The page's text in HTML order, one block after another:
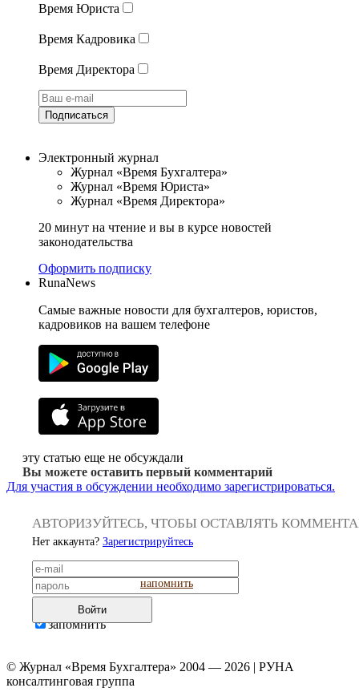
Время Юриста
Время Кадровика
Время Директора
Подписаться
Электронный журнал
Журнал «Время Бухгалтера»
Журнал «Время Юриста»
Журнал «Время Директора»
20 минут на чтение и вы в курсе новостей
законодательства
Оформить подписку
RunaNews
Самые важные новости для бухгалтеров, юристов,
кадровиков на вашем телефоне
эту статью еще не обсуждали
Вы можете оставить первый комментарий
Для участия в обсуждении необходимо зарегистрироваться.
АВТОРИЗУЙТЕСЬ, ЧТОБЫ ОСТАВЛЯТЬ
Нет аккаунта? Зарегистрируйтесь
напомнить
Войти
запомнить
© Журнал «Время Бухгалтера» 2004 — 2026 | РУНА
консалтинговая группа